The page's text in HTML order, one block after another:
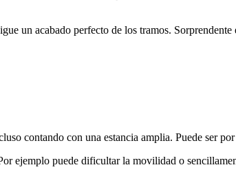
un acabado perfecto de los tramos.
contando con una estancia amplia. Puede ser
ejemplo puede dificultar la movilidad o